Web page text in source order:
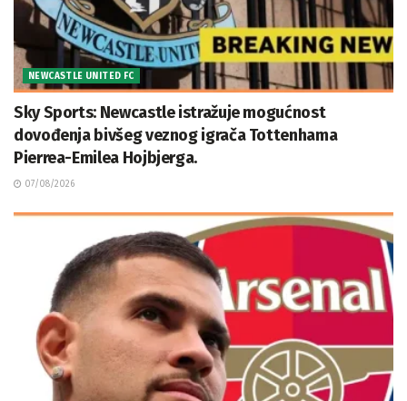
NEWCASTLE UNITED FC
Sky Sports: Newcastle istražuje mogućnost
dovođenja bivšeg veznog igrača Tottenhama
Pierrea-Emilea Hojbjerga.
07/08/2026